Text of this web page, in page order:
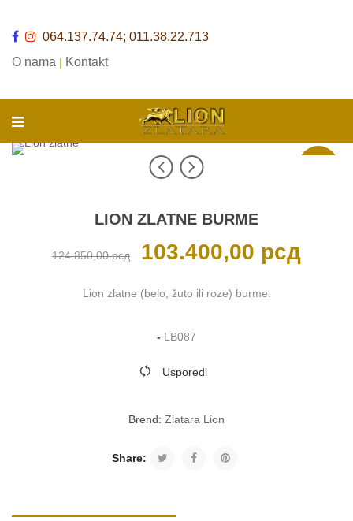
064.137.74.74; 011.38.22.713
O nama | Kontakt
LION ZLATNE BURME
124.850,00рсд
Originalna
cena
124.850,00 рсд.
103.400,00 рсдcena
je:
Lion zlatne (belo, žuto ili roze) burme.
- LB087
Usporedi
Brend: Zlatara Lion
Share: